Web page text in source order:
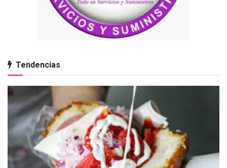
Tendencias